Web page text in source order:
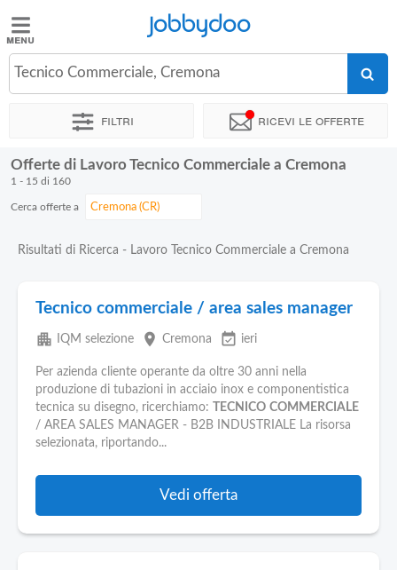
Jobbydoo
Offerte
Stipendi
professioni
Blog
Pubblica
Offerte
Area
Jobbydoo
Tecnico Commerciale, Cremona
Filtri Ricevi le offerte
Offerte di Lavoro Tecnico Commerciale a Cremona
1 - 15 di 160
Cerca offerte a
Risultati di Ricerca - Lavoro Tecnico Commerciale a Cremona
Tecnico commerciale / area sales manager
apartment IQM selezione place Cremona event_available ieri
Per azienda cliente operante da oltre 30 anni nella
produzione di tubazioni in acciaio inox e componentistica
tecnica su disegno, ricerchiamo:
TECNICO COMMERCIALE
/ AREA SALES MANAGER - B2B INDUSTRIALE La risorsa
selezionata, riportando...
Vedi offerta